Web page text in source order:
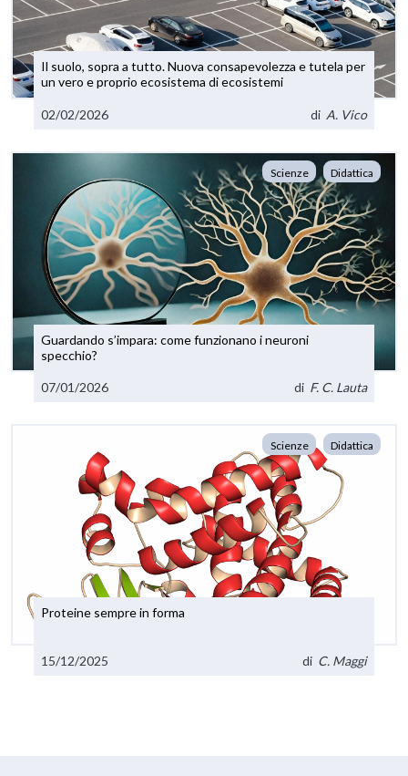
Il suolo, sopra a tutto. Nuova consapevolezza e tutela per
un vero e proprio ecosistema di ecosistemi
02/02/2026 di A. Vico
Scienze Didattica
Guardando s’impara: come funzionano i neuroni
specchio?
07/01/2026 di F. C. Lauta
Scienze Didattica
Proteine sempre in forma
15/12/2025 di C. Maggi